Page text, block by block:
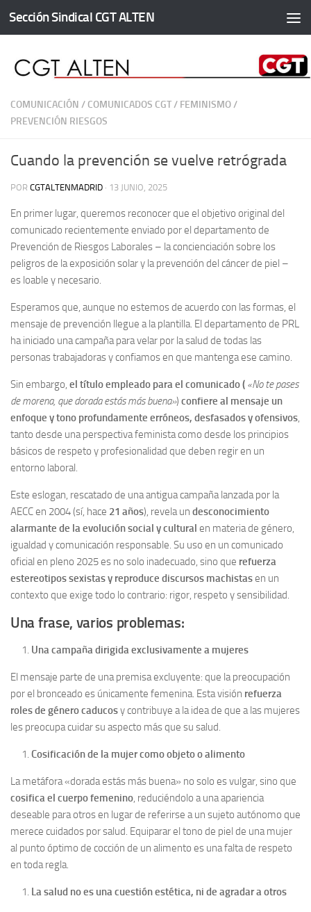
Saltar al contenido
Sección Sindical CGT ALTEN
COMUNICACIÓN / COMUNICADOS CGT/ FEMINISMO/
PREVENCIÓN RIESGOS
Cuando la prevención se vuelve retrógrada
POR CGTALTENMADRID · 13 JUNIO, 2025
En primer lugar, queremos reconocer que el objetivo original del
comunicado recientemente enviado por el departamento de
Prevención de Riesgos Laborales – la concienciación sobre los
peligros de la exposición solar y la prevención del cáncer de piel –
es loable y necesario.
Esperamos que, aunque no estemos de acuerdo con las formas, el
mensaje de prevención llegue a la plantilla. El departamento de PRL
ha iniciado una campaña para velar por la salud de todas las
personas trabajadoras y confiamos en que mantenga ese camino.
Sin embargo, el título empleado para el comunicado ( «No te pases
de morena, que dorada estás más buena») confiere al mensaje un
enfoque y tono profundamente erróneos, desfasados y ofensivos,
tanto desde una perspectiva feminista como desde los principios
básicos de respeto y profesionalidad que deben regir en un
entorno laboral.
Este eslogan, rescatado de una antigua campaña lanzada por la
AECC en 2004 (sí, hace 21 años), revela un desconocimiento
alarmante de la evolución social y cultural en materia de género,
igualdad y comunicación responsable. Su uso en un comunicado
oficial en pleno 2025 es no solo inadecuado, sino que refuerza
estereotipos sexistas y reproduce discursos machistasen un
contexto que exige todo lo contrario: rigor, respeto y sensibilidad.
Una frase, varios problemas:
Una campaña dirigida exclusivamente a mujeres
El mensaje parte de una premisa excluyente: que la preocupación
por el bronceado es únicamente femenina. Esta visión refuerza
roles de género caducosy contribuye a la idea de que a las mujeres
les preocupa cuidar su aspecto más que su salud.
Cosificación de la mujer como objeto o alimento
La metáfora «dorada estás más buena» no solo es vulgar, sino que
cosifica el cuerpo femenino, reduciéndolo a una apariencia
deseable para otros en lugar de referirse a un sujeto autónomo que
merece cuidados por salud. Equiparar el tono de piel de una mujer
al punto óptimo de cocción de un alimento es una falta de respeto
en toda regla.
La salud no es una cuestión estética, ni de agradar a otros